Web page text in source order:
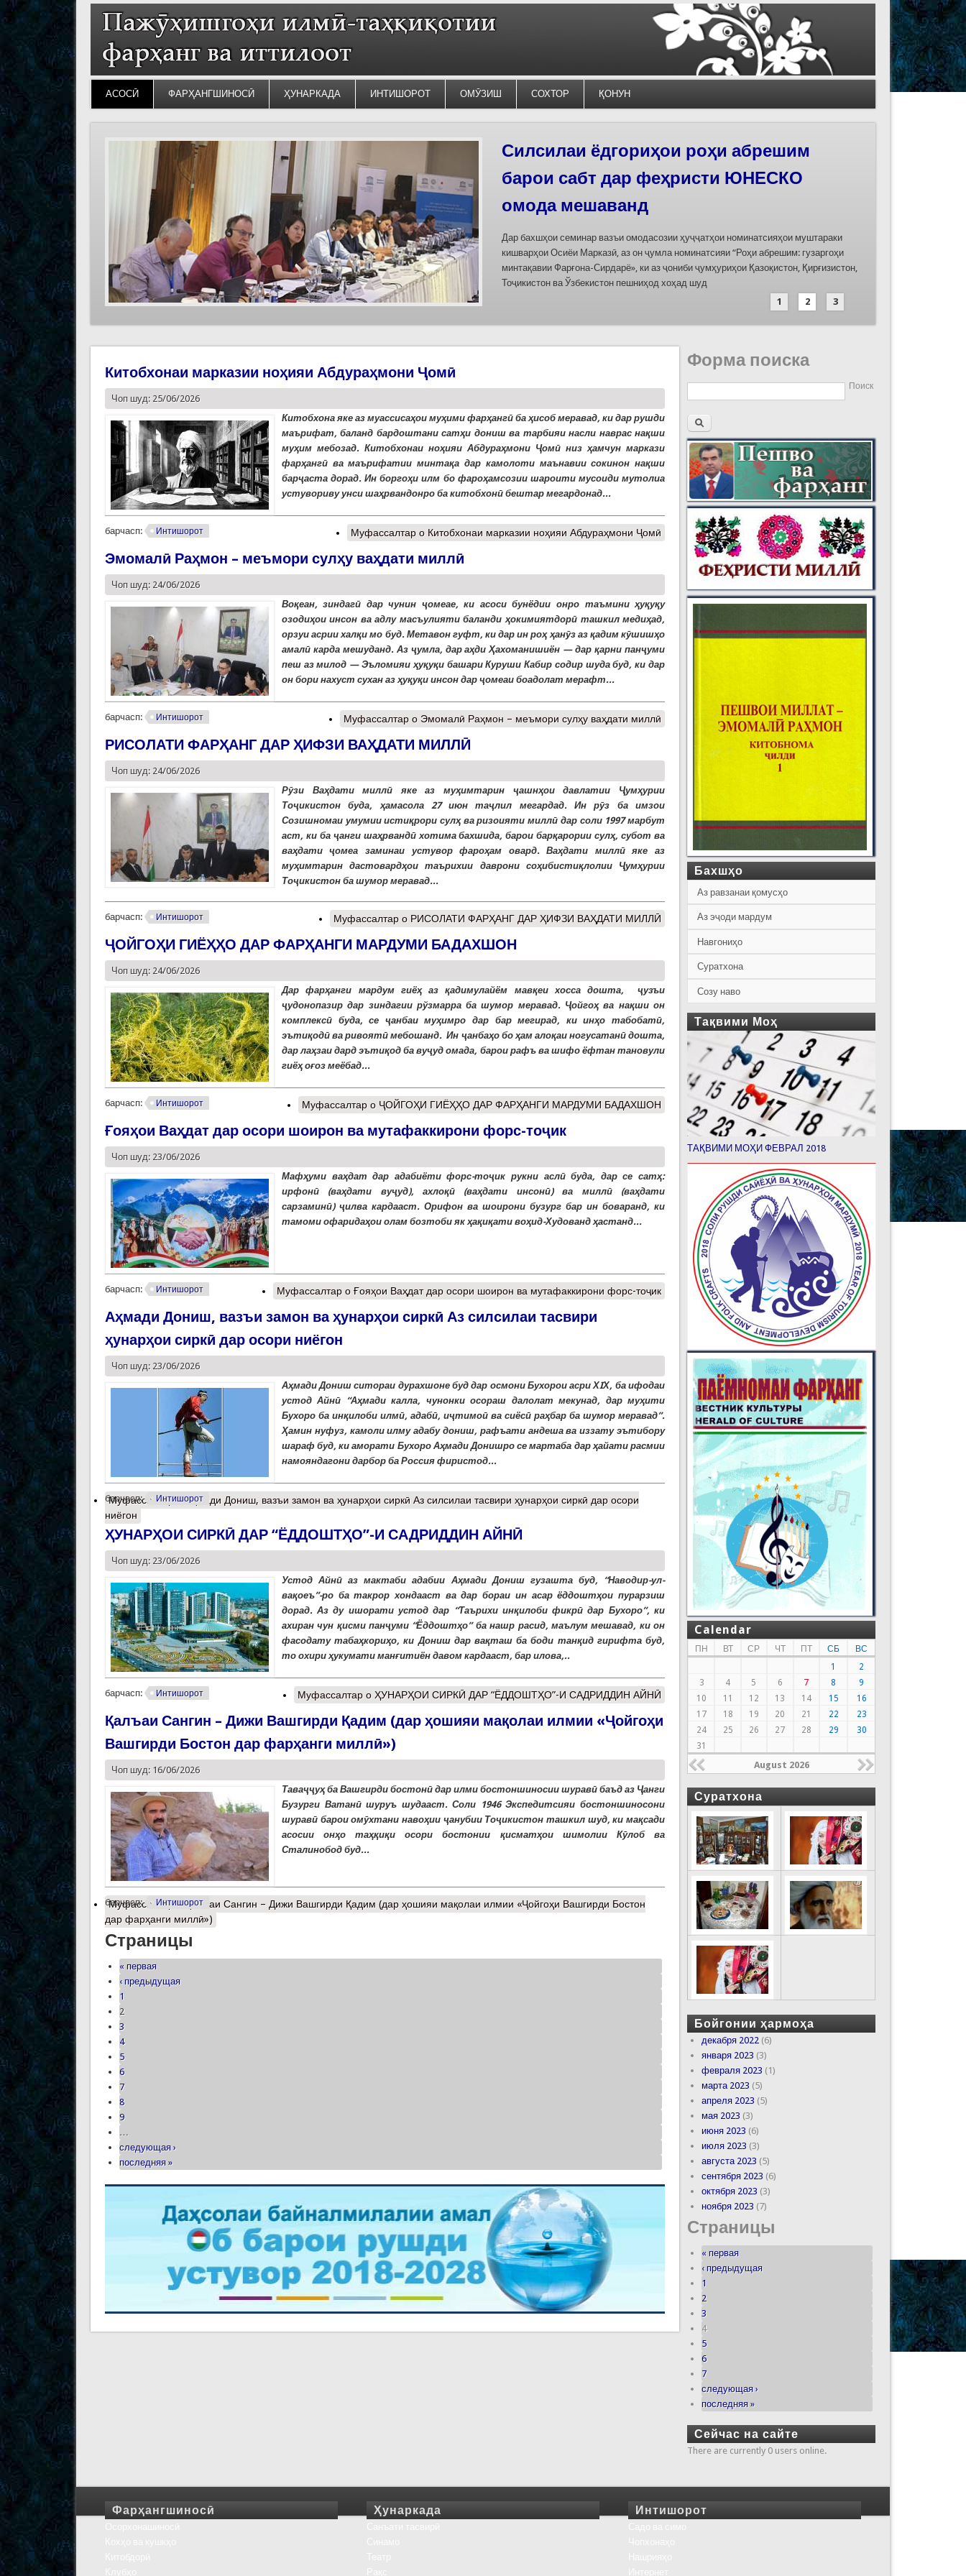
АСОСӢ ФАРҲАНГШИНОСӢ ҲУНАРКАДА ИНТИШОРОТ ОМӮЗИШ СОХТОР ҚОНУН
Силсилаи ёдгориҳои роҳи абрешим
барои сабт дар феҳристи ЮНЕСКО
омода мешаванд
Дар бахшҳои семинар вазъи омодасозии ҳуҷҷатҳои номинатсияҳои муштараки
кишварҳои Осиёи Марказӣ, аз он ҷумла номинатсияи “Роҳи абрешим: гузаргоҳи
минтақавии Фарғона-Сирдарё», ки аз ҷониби ҷумҳуриҳои Қазоқистон, Қирғизистон,
Тоҷикистон ва Ўзбекистон пешниҳод хоҳад шуд
1
2 3
Китобхонаи марказии ноҳияи Абдураҳмони Ҷомӣ
Чоп шуд: 25/06/2026
Китобхона яке аз муассисаҳои муҳими фарҳангӣ ба ҳисоб меравад, ки дар рушди
маърифат, баланд бардоштани сатҳи дониш ва тарбияи насли наврас нақши
муҳим мебозад. Китобхонаи ноҳияи Абдураҳмони Ҷомӣ низ ҳамчун маркази
фарҳангӣ ва маърифатии минтақа дар камолоти маънавии сокинон нақши
барҷаста дорад. Ин боргоҳи илм бо фароҳамсозии шароити мусоиди мутолиа
устувориву унси шаҳрвандонро ба китобхонӣ бештар мегардонад...
барчасп: Интишорот Муфассалтар о Китобхонаи марказии ноҳияи Абдураҳмони Ҷомӣ
Эмомалӣ Раҳмон – меъмори сулҳу ваҳдати миллӣ
Чоп шуд: 24/06/2026
Воқеан, зиндагӣ дар чунин ҷомеае, ки асоси бунёдии онро таъмини ҳуқуқу
озодиҳои инсон ва адлу масъулияти баланди ҳокимиятдорӣ ташкил медиҳад,
орзуи асрии халқи мо буд. Метавон гуфт, ки дар ин роҳ ҳанӯз аз қадим кӯшишҳо
амалӣ карда мешуданд. Аз ҷумла, дар аҳди Ҳахоманишиён — дар қарни панҷуми
пеш аз милод — Эъломияи ҳуқуқи башари Куруши Кабир содир шуда буд, ки дар
он бори нахуст сухан аз ҳуқуқи инсон дар ҷомеаи боадолат мерафт...
барчасп: Интишорот Муфассалтар о Эмомалӣ Раҳмон – меъмори сулҳу ваҳдати миллӣ
РИСОЛАТИ ФАРҲАНГ ДАР ҲИФЗИ ВАҲДАТИ МИЛЛӢ
Чоп шуд: 24/06/2026
Рӯзи Ваҳдати миллӣ яке аз муҳимтарин ҷашнҳои давлатии Ҷумҳурии
Тоҷикистон буда, ҳамасола 27 июн таҷлил мегардад. Ин рӯз ба имзои
Созишномаи умумии истиқрори сулҳ ва ризоияти миллӣ дар соли 1997 марбут
аст, ки ба ҷанги шаҳрвандӣ хотима бахшида, барои барқарории сулҳ, субот ва
ваҳдати ҷомеа заминаи устувор фароҳам овард. Ваҳдати миллӣ яке аз
муҳимтарин дастовардҳои таърихии даврони соҳибистиқлолии Ҷумҳурии
Тоҷикистон ба шумор меравад...
барчасп: Интишорот Муфассалтар о РИСОЛАТИ ФАРҲАНГ ДАР ҲИФЗИ ВАҲДАТИ МИЛЛӢ
ҶОЙГОҲИ ГИЁҲҲО ДАР ФАРҲАНГИ МАРДУМИ БАДАХШОН
Чоп шуд: 24/06/2026
Дар фарҳанги мардум гиёҳ аз қадимулайём мавқеи хосса дошта, ҷузъи
ҷудонопазир дар зиндагии рўзмарра ба шумор меравад. Ҷойгоҳ ва нақши он
комплексӣ буда, се ҷанбаи муҳимро дар бар мегирад, ки инҳо табобатӣ,
эътиқодӣ ва ривоятӣ мебошанд. Ин ҷанбаҳо бо ҳам алоқаи ногусатанӣ дошта,
дар лаҳзаи дард эътиқод ба вуҷуд омада, барои рафъ ва шифо ёфтан тановули
гиёҳ оғоз меёбад...
барчасп: Интишорот Муфассалтар о ҶОЙГОҲИ ГИЁҲҲО ДАР ФАРҲАНГИ МАРДУМИ БАДАХШОН
Ғояҳои Ваҳдат дар осори шоирон ва мутафаккирони форс-тоҷик
Чоп шуд: 23/06/2026
Мафҳуми ваҳдат дар адабиёти форс-тоҷик рукни аслӣ буда, дар се сатҳ:
ирфонӣ (ваҳдати вуҷуд), ахлоқӣ (ваҳдати инсонӣ) ва миллӣ (ваҳдати
сарзаминӣ) ҷилва кардааст. Орифон ва шоирони бузург бар ин боваранд, ки
тамоми офаридаҳои олам бозтоби як ҳақиқати воҳид-Худованд ҳастанд...
барчасп: Интишорот Муфассалтар о Ғояҳои Ваҳдат дар осори шоирон ва мутафаккирони форс-тоҷик
Аҳмади Дониш, вазъи замон ва ҳунарҳои сиркӣ Аз силсилаи тасвири
ҳунарҳои сиркӣ дар осори ниёгон
Чоп шуд: 23/06/2026
Аҳмади Дониш ситораи дурахшоне буд дар осмони Бухорои асри ХIХ, ба ифодаи
устод Айнӣ “Аҳмади калла, чунонки осораш далолат мекунад, дар муҳити
Бухоро ба инқилоби илмӣ, адабӣ, иҷтимоӣ ва сиёсӣ раҳбар ба шумор меравад”.
Ҳамин нуфуз, камоли илму адабу дониш, рафъати андеша ва иззату эътибору
шараф буд, ки аморати Бухоро Аҳмади Донишро се мартаба дар ҳайати расмии
намояндагони дарбор ба Россия фиристод...
барчасп: Интишорот
Муфассалтаро Аҳмади Дониш, вазъи замон ва ҳунарҳои сиркӣ Аз силсилаи тасвири ҳунарҳои сиркӣ дар осори
ниёгон
ҲУНАРҲОИ СИРКӢ ДАР “ЁДДОШТҲО”-И САДРИДДИН АЙНӢ
Чоп шуд: 23/06/2026
Устод Айнӣ аз мактаби адабии Аҳмади Дониш гузашта буд, “Наводир-ул-
вақоеъ”-ро ба такрор хондааст ва дар бораи ин асар ёддоштҳои пурарзиш
дорад. Аз ду ишорати устод дар “Таърихи инқилоби фикрӣ дар Бухоро”, ки
ахиран чун қисми панҷуми “Ёддоштҳо” ба нашр расид, маълум мешавад, ки он
фасодату табаҳкориҳо, ки Дониш дар вақташ ба боди танқид гирифта буд,
то охири ҳукумати манғитиён давом кардааст, бар илова,..
барчасп: Интишорот Муфассалтар о ҲУНАРҲОИ СИРКӢ ДАР “ЁДДОШТҲО”-И САДРИДДИН АЙНӢ
Қалъаи Сангин – Дижи Вашгирди Қадим (дар ҳошияи мақолаи илмии «Ҷойгоҳи
Вашгирди Бостон дар фарҳанги миллӣ»)
Чоп шуд: 16/06/2026
Таваҷҷуҳ ба Вашгирди бостонӣ дар илми бостоншиносии шуравӣ баъд аз Ҷанги
Бузурги Ватанӣ шуруъ шудааст. Соли 1946 Экспедитсияи бостоншиносони
шуравӣ барои омӯхтани навоҳии ҷанубии Тоҷикистон ташкил шуд, ки мақсади
асосии онҳо таҳқиқи осори бостонии қисматҳои шимолии Кӯлоб ва
Сталинобод буд...
барчасп: Интишорот
Муфассалтаро Қалъаи Сангин – Дижи Вашгирди Қадим (дар ҳошияи мақолаи илмии «Ҷойгоҳи Вашгирди Бостон
дар фарҳанги миллӣ»)
Страницы
« первая
‹ предыдущая
1
2
3
4
5
6
7
8
9
…
следующая ›
последняя »
Форма поиска
Поиск
Бахшҳо
Аз равзанаи қомусҳо
Аз эҷоди мардум
Навгониҳо
Суратхона
Созу наво
Тақвими Моҳ
ТАҚВИМИ МОҲИ ФЕВРАЛ 2018
Calendar
ПН ВТ СР ЧТ ПТ СБ
ВС
1
2
3
4 5 6 7 8
9
10
11 12 13 14 15
16
17
18 19 20 21 22
23
24
25 26 27 28 29
30
31
August 2026
Суратхона
Бойгонии ҳармоҳа
декабря 2022 (6)
января 2023 (3)
февраля 2023 (1)
марта 2023 (5)
апреля 2023 (5)
мая 2023 (3)
июня 2023 (6)
июля 2023 (3)
августа 2023 (5)
сентября 2023 (6)
октября 2023 (3)
ноября 2023 (7)
Страницы
« первая
‹ предыдущая
1
2
3
4
5
6
7
следующая ›
последняя »
Сейчас на сайте
There are currently 0 users online.
Фарҳангшиносӣ Ҳунаркада Интишорот